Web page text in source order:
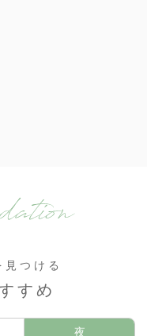
つける
すめ
夜